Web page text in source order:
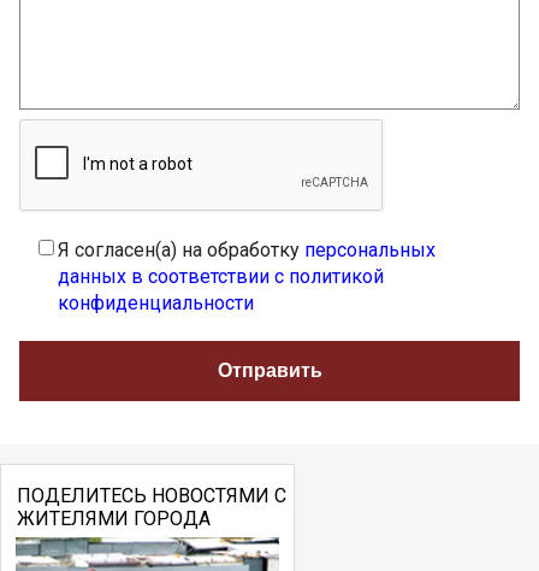
Я согласен(а) на обработку персональных
данных в соответствии с политикой
конфиденциальности
ПОДЕЛИТЕСЬ НОВОСТЯМИ С
ЖИТЕЛЯМИ ГОРОДА